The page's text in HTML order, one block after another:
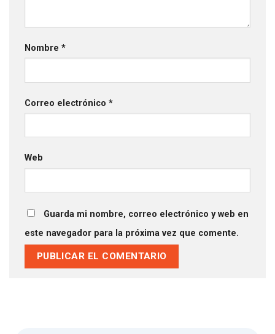
Nombre *
Correo electrónico *
Web
Guarda mi nombre, correo electrónico y web en
este navegador para la próxima vez que comente.